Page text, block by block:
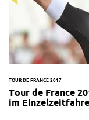
TOUR DE FRANCE 2017
Tour de France
im